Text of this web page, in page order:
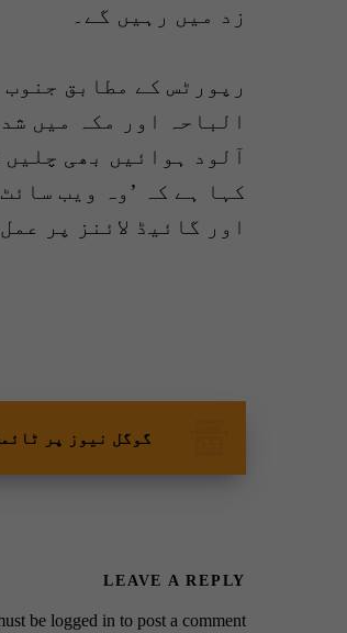
زد میں رہیں گے۔
رپورٹس کے مطابق
الباحہ اور مکہ میں
آلود ہوائیں بھی
کہا ہے کہ ’وہ ویب
اور گائیڈ لائنز پر عمل
گوگل نیوز پر
LEAVE A REPLY
be logged in to post a comment.